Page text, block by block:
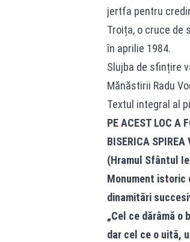
jertfa pentru
Troița, o cruce de
în aprilie 1984.
Slujba de sfințire
Mănăstirii Radu
Textul integral al
PE ACEST LOC A
BISERICA SPIREA
(Hramul Sfântul
Monument
dinamitări
„Cel ce dărâmă o
dar cel ce o uită,